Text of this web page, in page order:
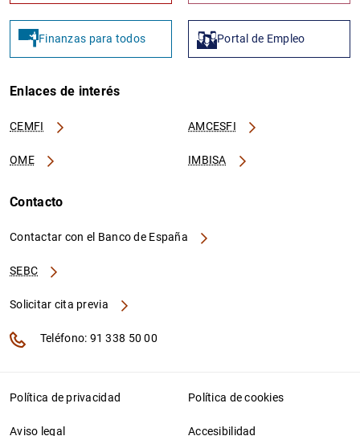
Finanzas para todos Portal de Empleo
Enlaces de interés
CEMFI AMCESFI
OME IMBISA
Contacto
Contactar con el Banco de España
SEBC
Solicitar cita previa
Teléfono: 91 338 50 00
Política de privacidad Política de cookies
Aviso legal Accesibilidad